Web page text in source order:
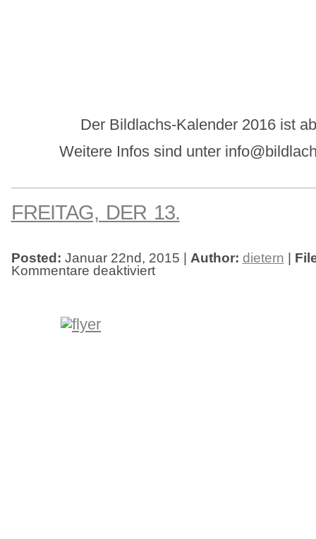
Der Bildlachs-Kalender 2016 ist
Weitere Infos sind unter
FREITAG, DER 13.
Posted: Januar 22nd, 2015 | Author: dietern
Kommentare deaktiviertfür
Freitag,